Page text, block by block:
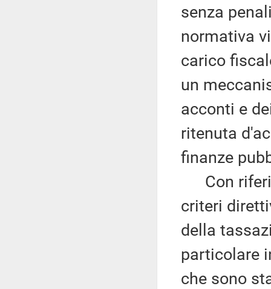
senza
normativa
carico
un
acconti e
ritenuta
finanze
Con
criteri
della
particolare
che sono